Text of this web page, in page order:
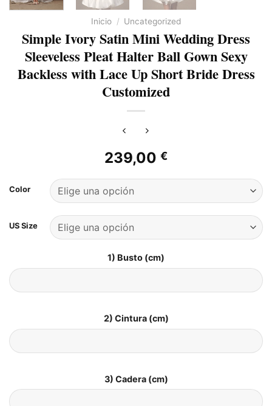
Inicio / Uncategorized
Simple Ivory Satin Mini Wedding Dress
Sleeveless Pleat Halter Ball Gown Sexy
Backless with Lace Up Short Bride Dress
Customized
239,00 €
Color
US Size
1) Busto (cm)
2) Cintura (cm)
3) Cadera (cm)